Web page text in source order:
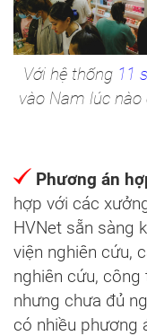
Với hệ thống 11
vào Nam lúc
Phương án
hợp với các
HVNet sẵn sàng
viện nghiên cứu,
nghiên cứu,
nhưng chưa đủ
có nhiều phương